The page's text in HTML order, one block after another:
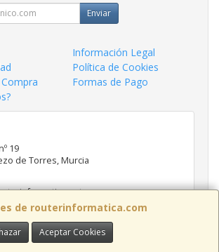
de routerinformatica.com
Aceptar Cookies
Enviar
Información Legal
Política de Cookies
Formas de Pago
19
de Torres,Murcia